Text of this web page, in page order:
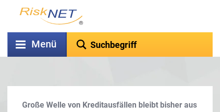
Menü
Große Welle von Kreditausfällen bleibt bisher aus